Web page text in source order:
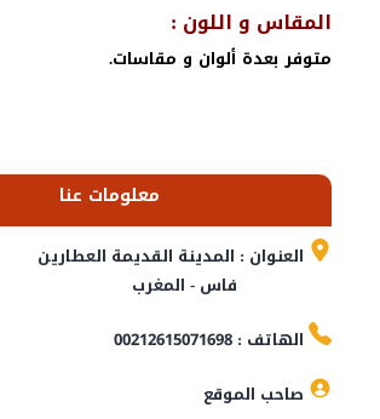
المقاس و اللون :
متوفر بعدة ألوان و مقاسات.
معلومات عنا
العنوان : المدينة القديمة العطارين
فاس - المغرب
الهاتف : 00212615071698
صاحب الموقع